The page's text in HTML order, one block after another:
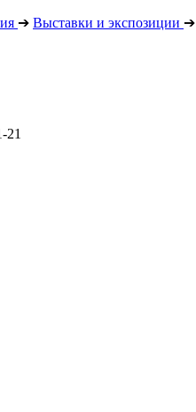
➔ Выставки и экспозиции ➔
21